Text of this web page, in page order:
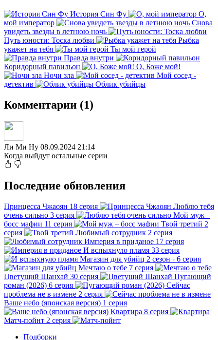
История Син Фу
О,
мой император
Снова
увидеть звезды в летнюю ночь
Путь юности: Тоска любви
Рыбка
укажет на тебя
Ты мой герой
Правда внутри
Коридорный павильон
О, Боже мой!
Ночи зла
Мой сосед -
детектив
Облик убийцы
Комментарии (1)
Ли Ми Ну 08.09.2024 21:14
Когда выйдут остальные серии
Последние обновления
Принцесса Чжаоян 18 серия
Люблю тебя
очень сильно 3 серия
Мой муж –
босс мафии 11 серия Твой третий 2
серия
Любимый сотрудник 2 серия
Империя в приданое 17 серия
И вспыхнуло пламя 33 серия
Магазин для убийц 2 сезон - 6 серия
Мечтаю о тебе 7 серия
Цветущий Шанхай 30 серия
Пугающий
роман (2026) 6 серия
Сейчас
проблема не в измене 2 серия
Ваше небо (японская версия) 1 серия
Квартира 8 серия
Матч-пойнт 2 серия
Подборки